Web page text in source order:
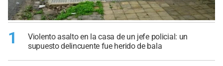
1
Violento asalto en la casa de un jefe policial: un
supuesto delincuente fue herido de bala